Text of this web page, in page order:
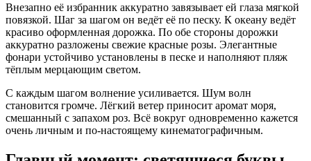
Внезапно её избранник аккуратно завязывает ей глаза мягкой
повязкой. Шаг за шагом он ведёт её по песку. К океану ведёт
красиво оформленная дорожка. По обе стороны дорожки
аккуратно разложены свежие красные розы. Элегантные
фонари устойчиво установлены в песке и наполняют пляж
тёплым мерцающим светом.
С каждым шагом волнение усиливается. Шум волн
становится громче. Лёгкий ветер приносит аромат моря,
смешанный с запахом роз. Всё вокруг одновременно кажется
очень личным и по-настоящему кинематографичным.